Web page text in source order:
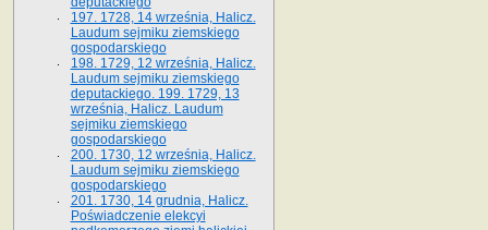
197. 1728, 14 września, Halicz.
Laudum sejmiku ziemskiego
gospodarskiego
198. 1729, 12 września, Halicz.
Laudum sejmiku ziemskiego
deputackiego. 199. 1729, 13
września, Halicz. Laudum
sejmiku ziemskiego
gospodarskiego
200. 1730, 12 września, Halicz.
Laudum sejmiku ziemskiego
gospodarskiego
201. 1730, 14 grudnia, Halicz.
Poświadczenie elekcyi